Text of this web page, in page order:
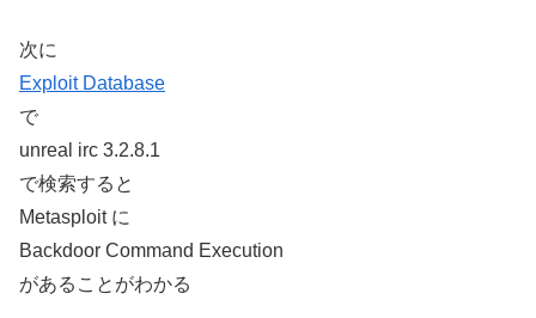
次に
Exploit Database
で
unreal irc 3.2.8.1
で検索すると
Metasploit に
Backdoor Command Execution
があることがわかる